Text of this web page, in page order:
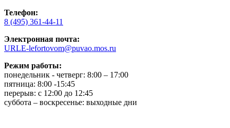
Телефон:
8 (495) 361-44-11
Электронная почта:
URLE-lefortovom@puvao.mos.ru
Режим работы:
понедельник - четверг: 8:00 – 17:00
пятница: 8:00 -15:45
перерыв: с 12:00 до 12:45
суббота – воскресенье: выходные дни